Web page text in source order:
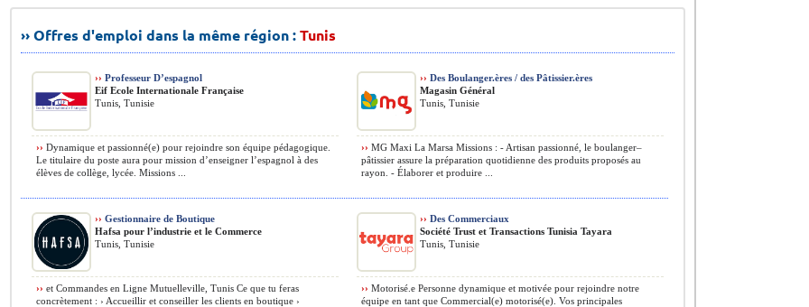
›› Offres d'emploi dans la même région :Tunis
›› Professeur D’espagnol
Eif Ecole Internationale Française
Tunis, Tunisie
›› Dynamique et passionné(e) pour rejoindre son équipe pédagogique.
Le titulaire du poste aura pour mission d’enseigner l’espagnol à des
élèves de collège, lycée. Missions ...
›› Des Boulanger.ères / des Pâtissier.ères
Magasin Général
Tunis, Tunisie
›› MG Maxi La Marsa Missions : - Artisan passionné, le boulanger–
pâtissier assure la préparation quotidienne des produits proposés au
rayon. - Élaborer et produire ...
›› Gestionnaire de Boutique
Hafsa pour l’industrie et le Commerce
Tunis, Tunisie
›› et Commandes en Ligne Mutuelleville, Tunis Ce que tu feras
concrètement : ›️ Accueillir et conseiller les clients en boutique ›
›› Des Commerciaux
Société Trust et Transactions Tunisia Tayara
Tunis, Tunisie
›› Motorisé.e Personne dynamique et motivée pour rejoindre notre
équipe en tant que Commercial(e) motorisé(e). Vos principales